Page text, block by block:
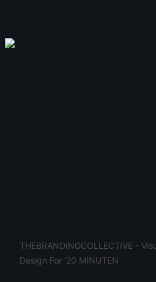
THEBRANDINGCOLLECTIVE -
Design For '20 MINUTEN